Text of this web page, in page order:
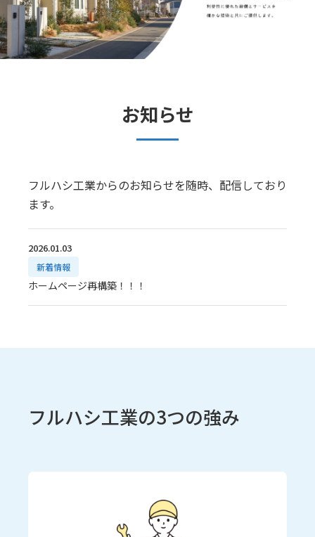
お知らせ
フルハシ工業からのお知らせを随時、配信しており
ます。
2026.01.03
新着情報
ホームページ再構築！！！
フルハシ工業の3つの強み